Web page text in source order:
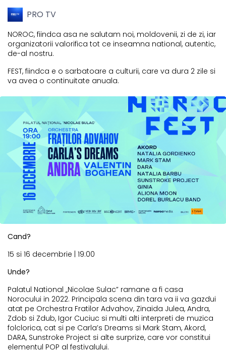
PRO TV
NOROC, fiindca asa ne salutam noi, moldovenii, zi de zi, iar
organizatorii valorifica tot ce inseamna national, autentic,
de-al nostru.
FEST, fiindca e o sarbatoare a culturii, care va dura 2 zile si
va avea o continuitate anuala.
Cand?
15 si 16 decembrie | 19:00
Unde?
Palatul National „Nicolae Sulac” ramane a fi casa
Norocului in 2022. Principala scena din tara va ii va gazdui
atat pe Orchestra Fratilor Advahov, Zinaida Julea, Andra,
Zdob si Zdub, Igor Cuciuc si multi alti interpreti de muzica
folclorica, cat si pe Carla’s Dreams si Mark Stam, Akord,
DARA, Sunstroke Project si alte surprize, care vor constitui
elementul POP al festivalului.